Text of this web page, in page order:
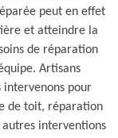
peut en effet
et atteindre la
de réparation
Artisans
intervenons pour
de toit, réparation
interventions